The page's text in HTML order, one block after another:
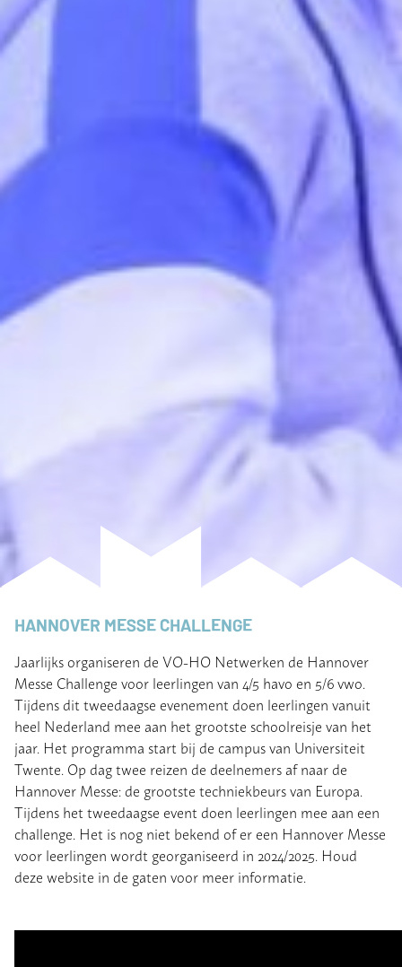
HANNOVER MESSE CHALLENGE
Jaarlijks organiseren de VO-HO Netwerken de Hannover
Messe Challenge voor leerlingen van 4/5 havo en 5/6 vwo.
Tijdens dit tweedaagse evenement doen leerlingen vanuit
heel Nederland mee aan het grootste schoolreisje van het
jaar. Het programma start bij de campus van Universiteit
Twente. Op dag twee reizen de deelnemers af naar de
Hannover Messe: de grootste techniekbeurs van Europa.
Tijdens het tweedaagse event doen leerlingen mee aan een
challenge. Het is nog niet bekend of er een Hannover Messe
voor leerlingen wordt georganiseerd in 2024/2025. Houd
deze website in de gaten voor meer informatie.